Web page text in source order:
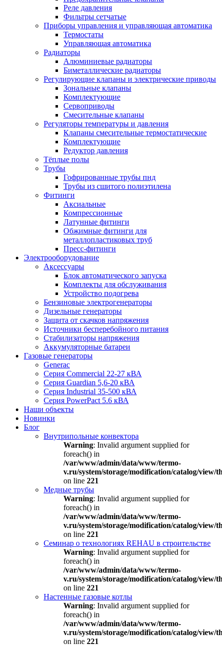
Реле давления
Фильтры сетчатые
Приборы управления и управляющая автоматика
Термостаты
Управляющая автоматика
Радиаторы
Алюминиевые радиаторы
Биметаллические радиаторы
Регулирующие клапаны и электрические приводы
Зональные клапаны
Комплектующие
Сервоприводы
Смесительные клапаны
Регуляторы температуры и давления
Клапаны смесительные термостатические
Комплектующие
Редуктор давления
Тёплые полы
Трубы
Гофрированные трубы пнд
Трубы из сшитого полиэтилена
Фитинги
Аксиальные
Компрессионные
Латунные фитинги
Обжимные фитинги для
металлопластиковых труб
Пресс-фитинги
Электрооборудование
Аксессуары
Блок автоматического запуска
Комплекты для обслуживания
Устройство подогрева
Бензиновые электрогенераторы
Дизельные генераторы
Защита от скачков напряжения
Источники бесперебойного питания
Стабилизаторы напряжения
Аккумуляторные батареи
Газовые генераторы
Generac
Серия Commercial 22-27 кВА
Серия Guardian 5,6-20 кВА
Серия Industrial 35-500 кВА
Серия PowerPact 5.6 кВА
Наши объекты
Новинки
Блог
Внутрипольные конвектора
Warning: Invalid argument supplied for
foreach() in
/var/www/admin/data/www/termo-
v.ru/system/storage/modification/catalog/view/
on line 221
Медные трубы
Warning: Invalid argument supplied for
foreach() in
/var/www/admin/data/www/termo-
v.ru/system/storage/modification/catalog/view/
on line 221
Семинар о технологиях REHAU в строительстве
Warning: Invalid argument supplied for
foreach() in
/var/www/admin/data/www/termo-
v.ru/system/storage/modification/catalog/view/
on line 221
Настенные газовые котлы
Warning: Invalid argument supplied for
foreach() in
/var/www/admin/data/www/termo-
v.ru/system/storage/modification/catalog/view/
on line 221